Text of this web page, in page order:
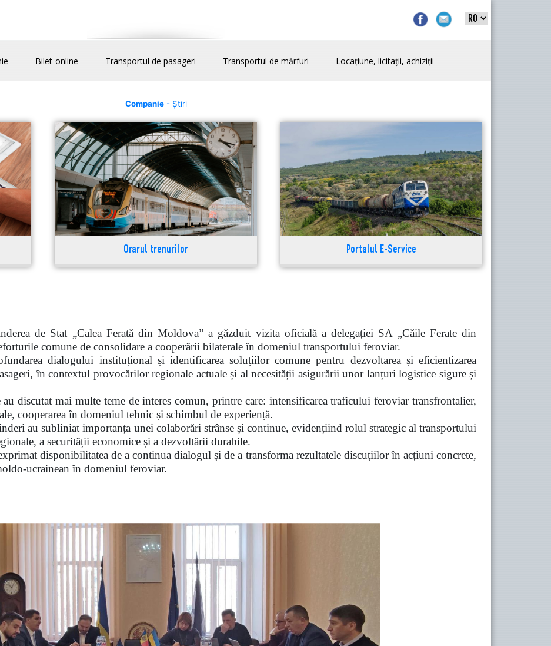
Bilet-online Transportul de pasageri Transportul de mărfuri Locațiune, licitații, achiziții
Companie- Știri
Orarul trenurilor Portalul E-Service
de Stat „Calea Ferată din Moldova” a găzduit vizita oficială a delegației SA „Căile Ferate din
comune de consolidare a cooperării bilaterale în domeniul transportului feroviar.
dialogului instituțional și identificarea soluțiilor comune pentru dezvoltarea și eficientizarea
în contextul provocărilor regionale actuale și al necesității asigurării unor lanțuri logistice sigure și
discutat mai multe teme de interes comun, printre care: intensificarea traficului feroviar transfrontalier,
cooperarea în domeniul tehnic și schimbul de experiență.
au subliniat importanța unei colaborări strânse și continue, evidențiind rolul strategic al transportului
a securității economice și a dezvoltării durabile.
disponibilitatea de a continua dialogul și de a transforma rezultatele discuțiilor în acțiuni concrete,
ucrainean în domeniul feroviar.